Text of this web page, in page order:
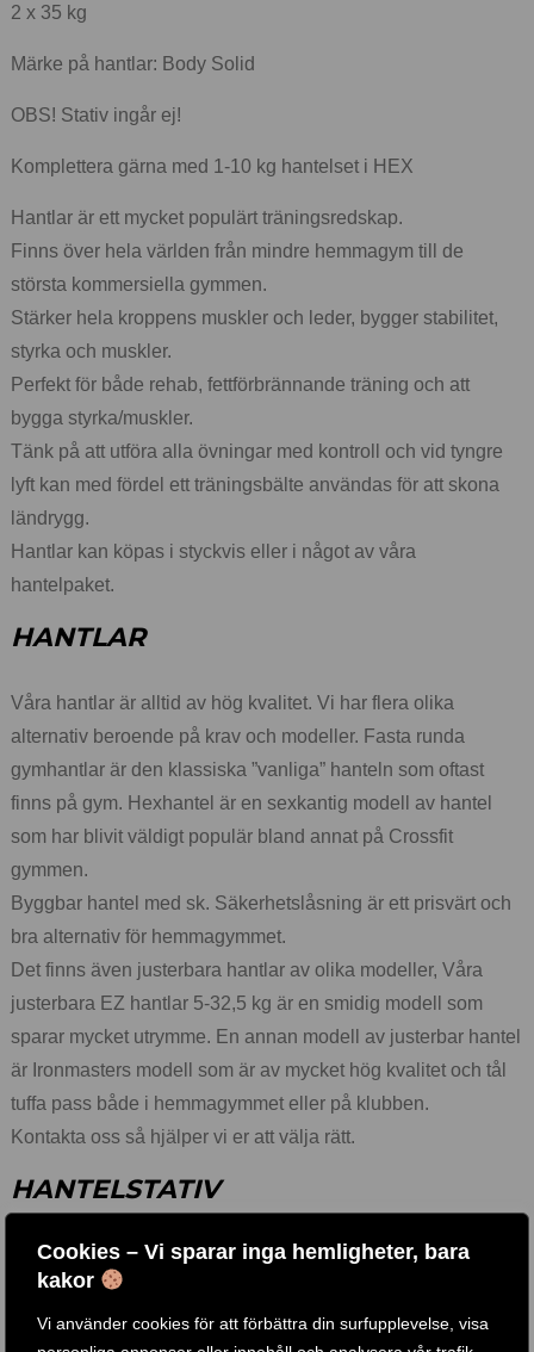
Cookies – Vi sparar inga hemligheter, bara
kakor
Vi använder cookies för att förbättra din surfupplevelse, visa
2 x 35 kg
Märke på hantlar: Body Solid
OBS! Stativ ingår ej!
Komplettera gärna med 1-10 kg hantelset i HEX
Hantlar är ett mycket populärt träningsredskap.
Finns över hela världen från mindre hemmagym till de
största kommersiella gymmen.
Stärker hela kroppens muskler och leder, bygger stabilitet,
styrka och muskler.
Perfekt för både rehab, fettförbrännande träning och att
bygga styrka/muskler.
Tänk på att utföra alla övningar med kontroll och vid tyngre
lyft kan med fördel ett träningsbälte användas för att skona
ländrygg.
Hantlar kan köpas i styckvis eller i något av våra
hantelpaket.
HANTLAR
Våra hantlar är alltid av hög kvalitet. Vi har flera olika
alternativ beroende på krav och modeller. Fasta runda
gymhantlar är den klassiska ”vanliga” hanteln som oftast
finns på gym. Hexhantel är en sexkantig modell av hantel
som har blivit väldigt populär bland annat på Crossfit
gymmen.
Byggbar hantel med sk. Säkerhetslåsning är ett prisvärt och
bra alternativ för hemmagymmet.
Det finns även justerbara hantlar av olika modeller, Våra
justerbara EZ hantlar 5-32,5 kg är en smidig modell som
sparar mycket utrymme. En annan modell av justerbar hantel
är Ironmasters modell som är av mycket hög kvalitet och tål
tuffa pass både i hemmagymmet eller på klubben.
Kontakta oss så hjälper vi er att välja rätt.
HANTELSTATIV
Finns flera olika varianter på stativ, de som sparar mycket
utrymme som ex. pelarstativ, större modeller som rymmer
stora hantelpaket och de kompakta med ex. 2 eller 3